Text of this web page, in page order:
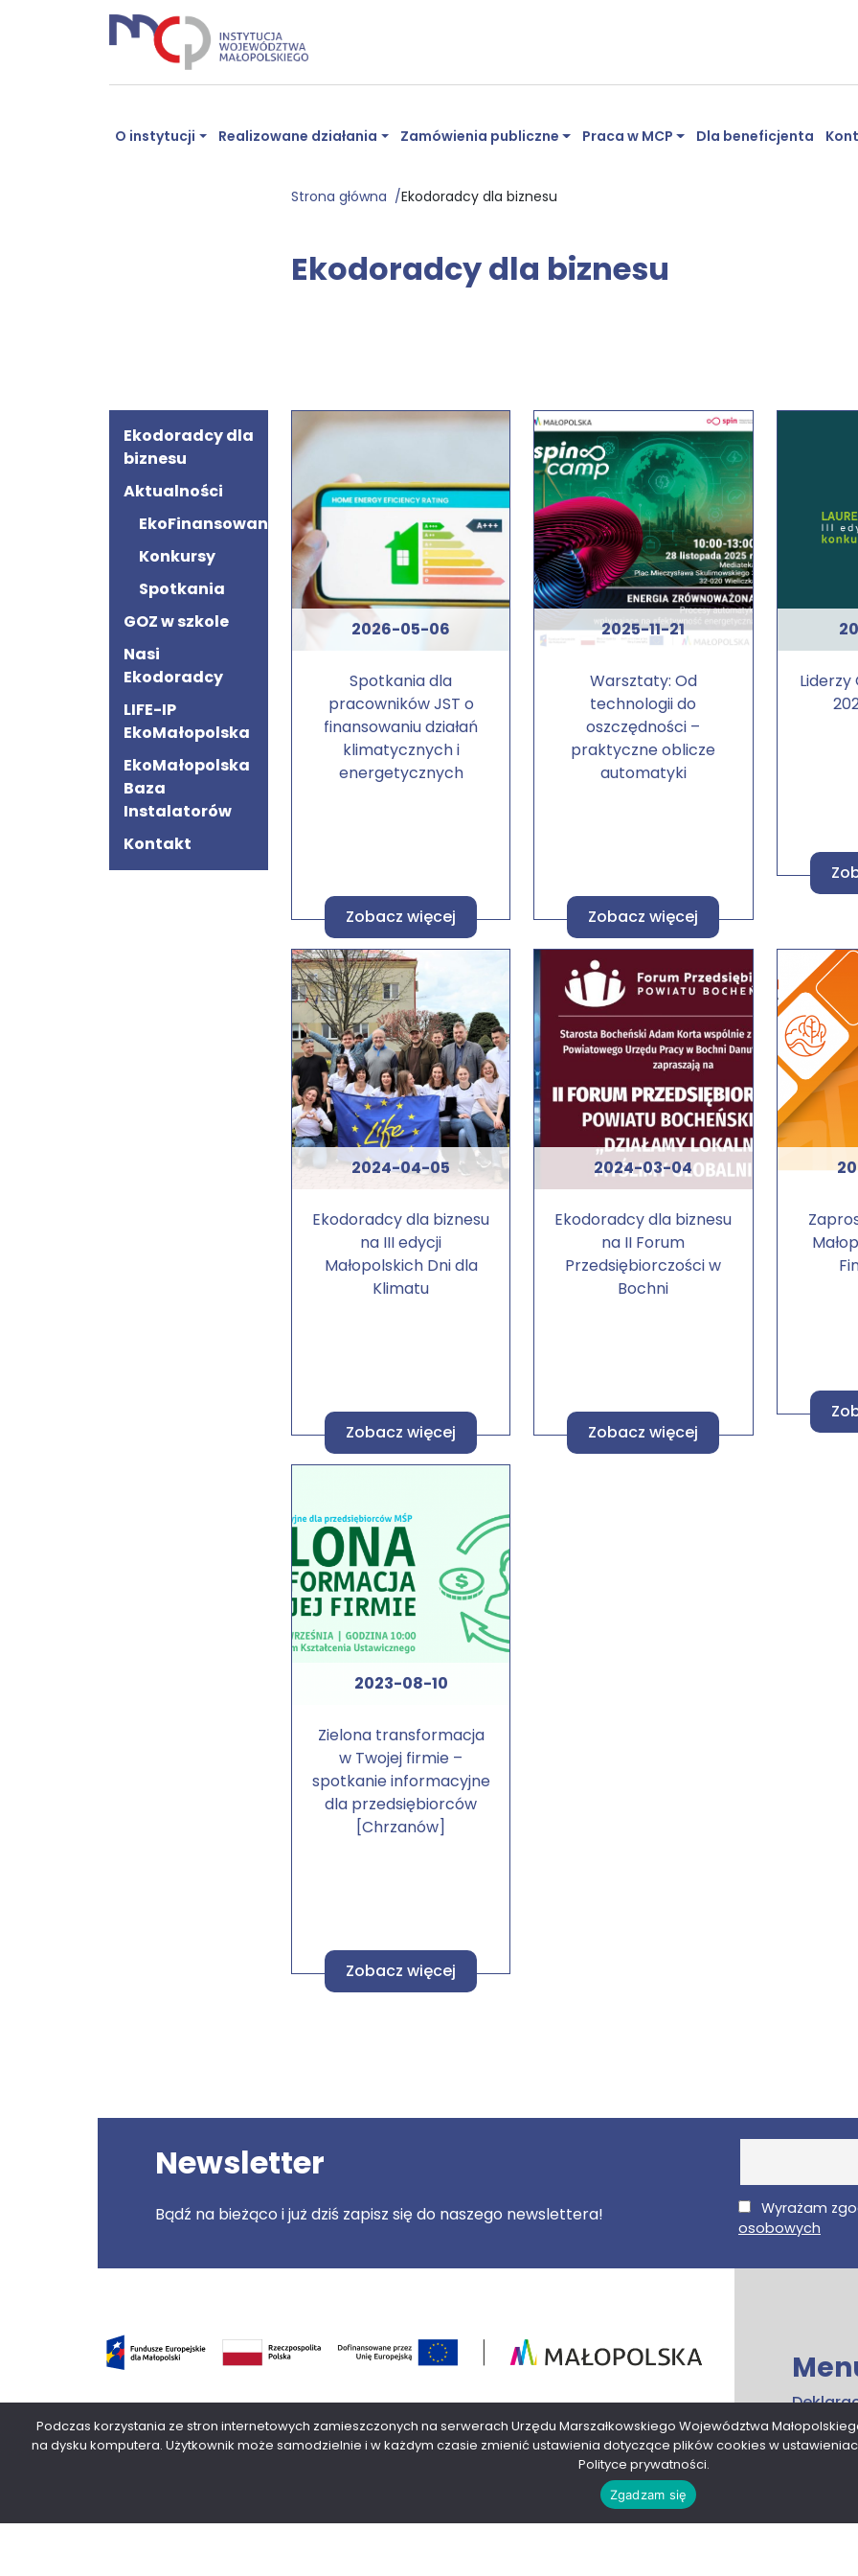
O instytucji Realizowane działania Zamówienia publiczne Praca w MCP Dla beneficjenta
Strona główna Ekodoradcy dla biznesu
Ekodoradcy dla biznesu
Ekodoradcy dla
biznesu
Aktualności
EkoFinansowanie
Konkursy
Spotkania
GOZ w szkole
Nasi
Ekodoradcy
LIFE-IP
EkoMałopolska
EkoMałopolska
Baza
Instalatorów
Kontakt
2026-05-06
Spotkania dla
pracowników JST o
finansowaniu działań
klimatycznych i
energetycznych
Zobacz więcej
2025-11-21
Warsztaty: Od
technologii do
oszczędności –
praktyczne oblicze
automatyki
Zobacz więcej
Liderzy
2024-04-05
Ekodoradcy dla biznesu
na III edycji
Małopolskich Dni dla
Klimatu
Zobacz więcej
2024-03-04
Ekodoradcy dla biznesu
na II Forum
Przedsiębiorczości w
Bochni
Zobacz więcej
2023-08-10
Zielona transformacja
w Twojej firmie –
spotkanie informacyjne
dla przedsiębiorców
[Chrzanów]
Zobacz więcej
Newsletter
Bądź na bieżąco i już dziś zapisz się do naszego newslettera!
E-MailWyrażam
osobowych
Serwis dofinansowany przez Unię Europejską z programu Fundusze Europejskie dla Małopolski
2021-2027 oraz z budżetu Województwa Małopolskiego.
Kontakt
Podczas korzystania ze stron internetowych zamieszczonych na serwerach Urzędu Marszałkowskiego Województwa
na dysku komputera. Użytkownik może samodzielnie i w każdym czasie zmienić ustawienia dotyczące plików cookies w
Polityce prywatności.
Zgadzam się